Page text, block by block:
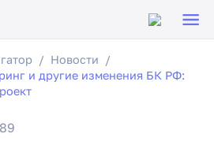
Новости
и другие изменения БК РФ:
89